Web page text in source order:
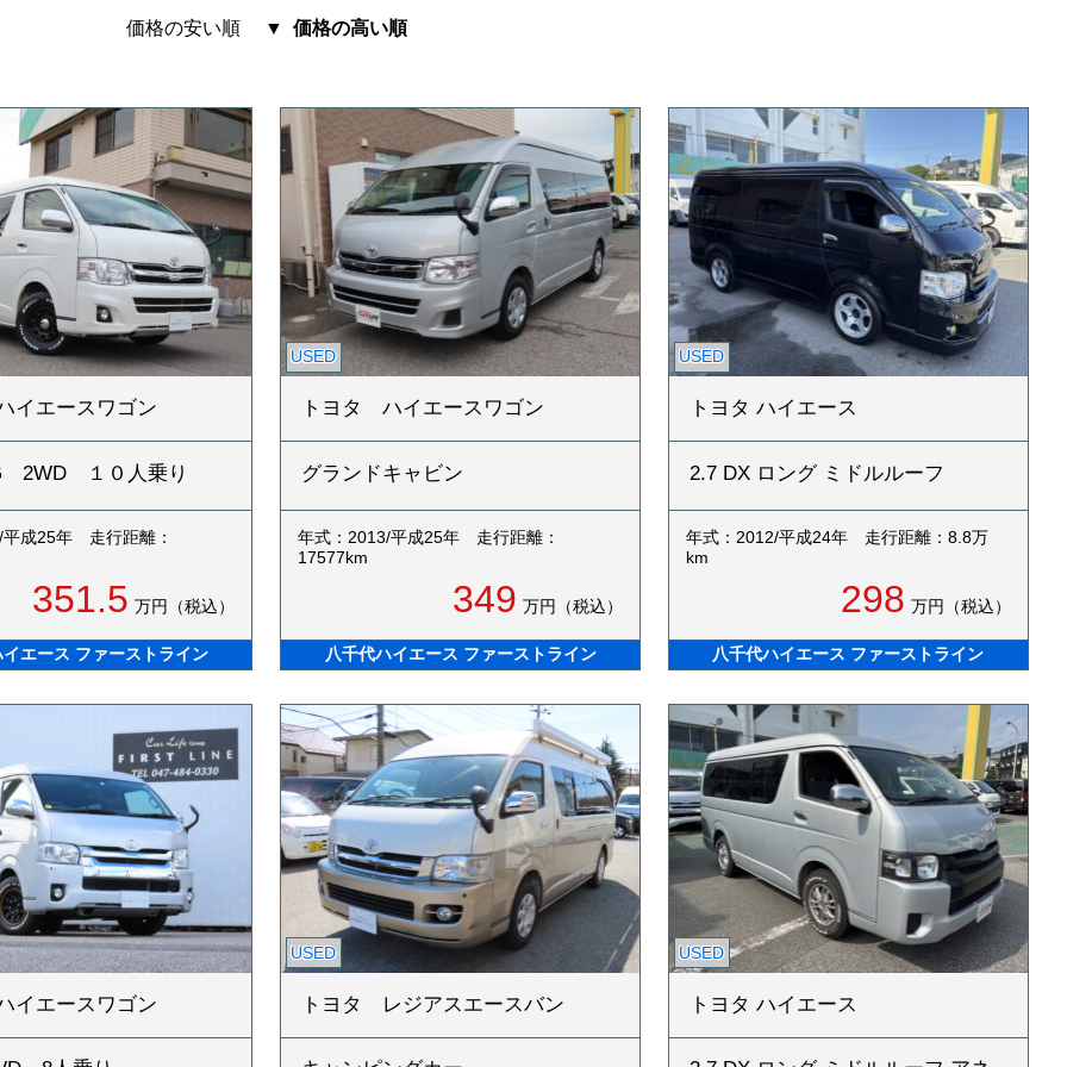
価格の安い順 価格の高い順
エースワゴン
2WD １０人乗り
平成25年 走行距離：
351.5 万円（税込）
エース ファーストライン
USED
トヨタ ハイエースワゴン
グランドキャビン
年式：2013/平成25年 走行距離：
17577km
349 万円（税込）
八千代ハイエース ファーストライン
USED
トヨタ ハイエース
2.7 DX ロング ミドルルーフ
年式：2012/平成24年 走行距離：8.8万
km
298 万円（税込）
八千代ハイエース ファーストライン
エースワゴン
USED
トヨタ レジアスエースバン
USED
トヨタ ハイエース